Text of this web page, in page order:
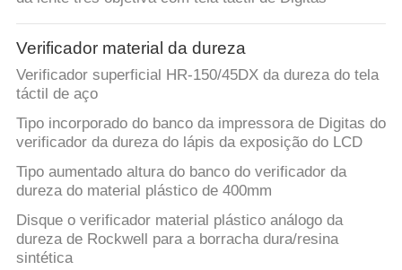
Verificador material da dureza
Verificador superficial HR-150/45DX da dureza do tela
táctil de aço
Tipo incorporado do banco da impressora de Digitas do
verificador da dureza do lápis da exposição do LCD
Tipo aumentado altura do banco do verificador da
dureza do material plástico de 400mm
Disque o verificador material plástico análogo da
dureza de Rockwell para a borracha dura/resina
sintética